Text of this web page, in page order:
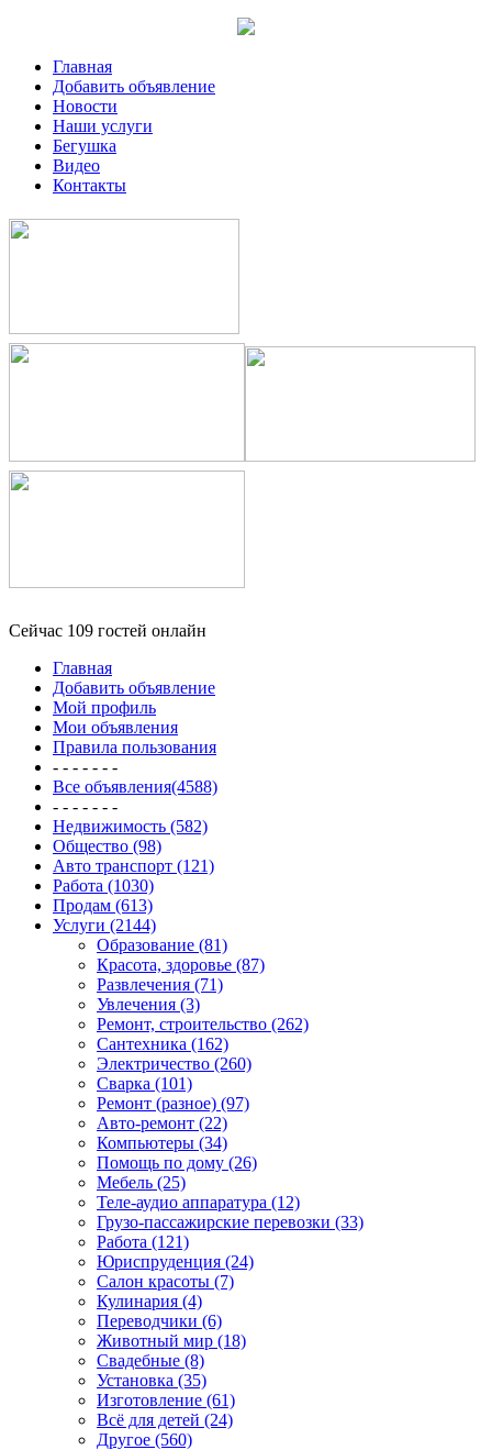
Главная
Добавить объявление
Новости
Наши услуги
Бегушка
Видео
Контакты
Сейчас 109 гостей онлайн
Главная
Добавить объявление
Мой профиль
Мои объявления
Правила пользования
- - - - - - -
Все объявления(4588)
- - - - - - -
Недвижимость (582)
Общество (98)
Авто транспорт (121)
Работа (1030)
Продам (613)
Услуги (2144)
Образование (81)
Красота, здоровье (87)
Развлечения (71)
Увлечения (3)
Ремонт, строительство (262)
Сантехника (162)
Электричество (260)
Сварка (101)
Ремонт (разное) (97)
Авто-ремонт (22)
Компьютеры (34)
Помощь по дому (26)
Мебель (25)
Теле-аудио аппаратура (12)
Грузо-пассажирские перевозки (33)
Работа (121)
Юриспруденция (24)
Салон красоты (7)
Кулинария (4)
Переводчики (6)
Животный мир (18)
Свадебные (8)
Установка (35)
Изготовление (61)
Всё для детей (24)
Другое (560)